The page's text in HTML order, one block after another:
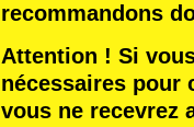
recommandons
Attention ! Si
nécessaires pour
vous ne recevrez